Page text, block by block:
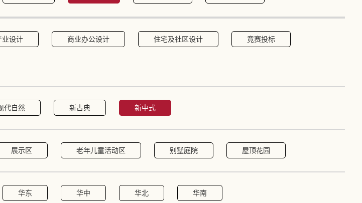
业设计 商业办公设计 住宅及社区设计 竟赛投标
代自然 新古典 新中式
展示区 老年儿童活动区 别墅庭院 屋顶花园
华东 华中 华北 华南